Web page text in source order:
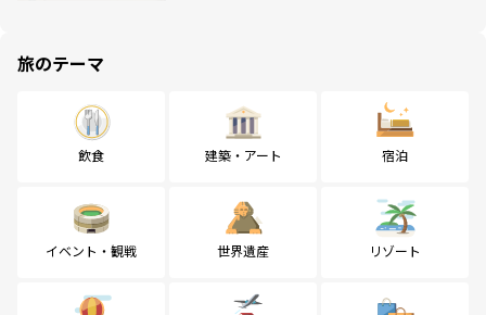
旅のテーマ
飲食 建築・アート 宿泊
イベント・観戦 世界遺産 リゾート